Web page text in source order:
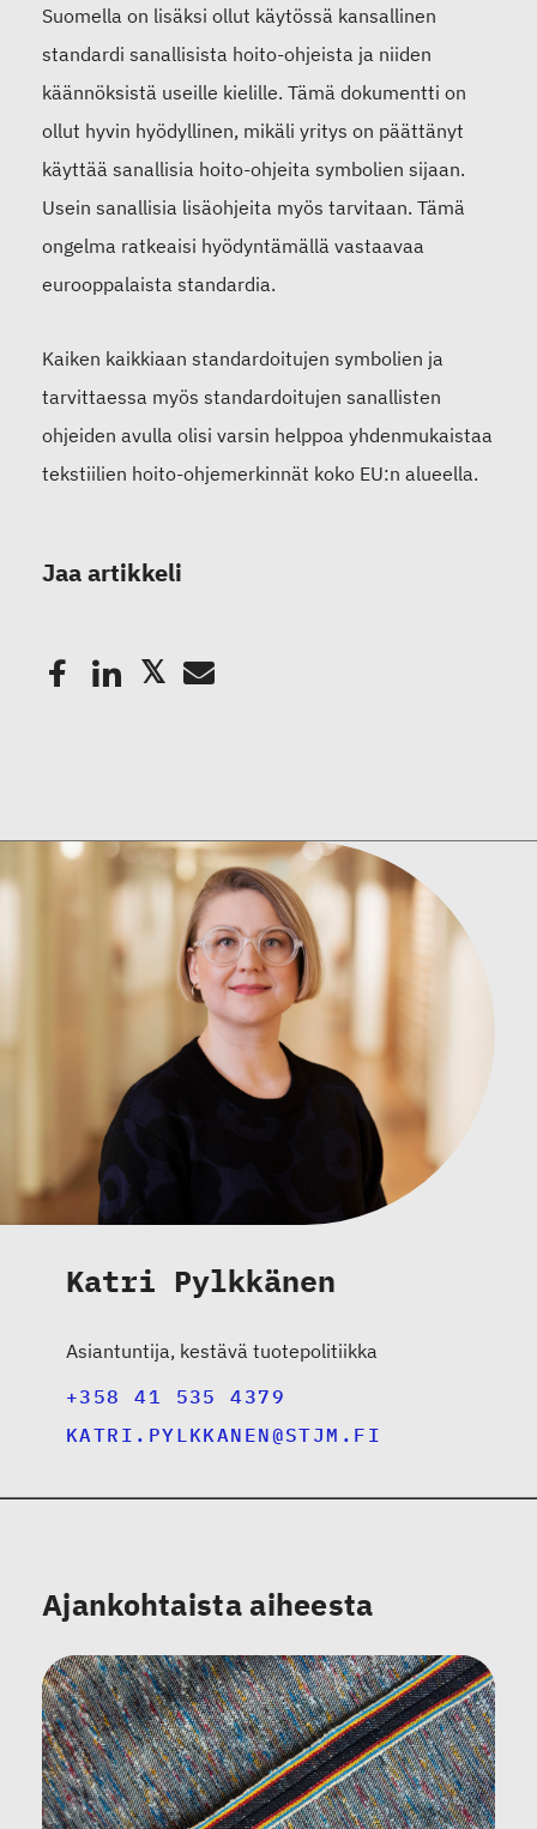
Suomella on lisäksi ollut käytössä kansallinen
standardi sanallisista hoito-ohjeista ja niiden
käännöksistä useille kielille. Tämä dokumentti on
ollut hyvin hyödyllinen, mikäli yritys on päättänyt
käyttää sanallisia hoito-ohjeita symbolien sijaan.
Usein sanallisia lisäohjeita myös tarvitaan. Tämä
ongelma ratkeaisi hyödyntämällä vastaavaa
eurooppalaista standardia.
Kaiken kaikkiaan standardoitujen symbolien ja
tarvittaessa myös standardoitujen sanallisten
ohjeiden avulla olisi varsin helppoa yhdenmukaistaa
tekstiilien hoito-ohjemerkinnät koko EU:n alueella.
Jaa artikkeli
Katri Pylkkänen
Asiantuntija, kestävä tuotepolitiikka
+358 41 535 4379
KATRI.PYLKKANEN@STJM.FI
Ajankohtaista aiheesta